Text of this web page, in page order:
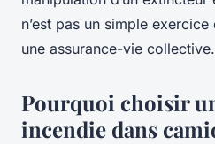
n’est pas un simple
une assurance-vie collective.
Pourquoi choisir
incendie dans